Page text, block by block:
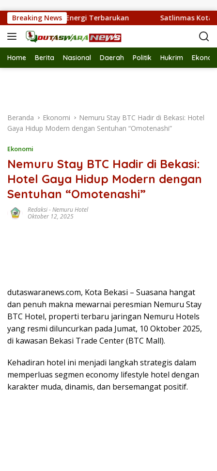
Breaking News
Jadi Energi Terbarukan Satlinmas Kota Bekasi
Home Berita Nasional Daerah Politik Hukrim
Beranda Ekonomi
Nemuru Stay BTC Hadir di Bekasi: Hotel
Gaya Hidup Modern dengan Sentuhan “Omotenashi”
Ekonomi
Nemuru Stay BTC Hadir di Bekasi:
Hotel Gaya Hidup Modern dengan
Sentuhan “Omotenashi”
Redaksi-Nemuru Hotel
Oktober 12, 2025
dutaswaranews.com, Kota Bekasi – Suasana hangat
dan penuh makna mewarnai peresmian Nemuru Stay
BTC Hotel, properti terbaru jaringan Nemuru Hotels
yang resmi diluncurkan pada Jumat, 10 Oktober 2025,
di kawasan Bekasi Trade Center (BTC Mall).
Kehadiran hotel ini menjadi langkah strategis dalam
memperluas segmen economy lifestyle hotel dengan
karakter muda, dinamis, dan bersemangat positif.